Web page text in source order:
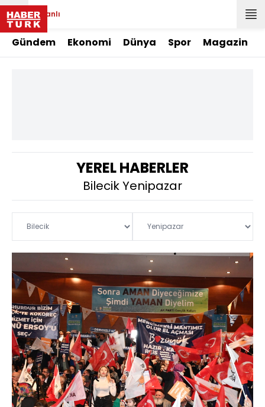
Canlı
Gündem Ekonomi Dünya Spor Magazin
YEREL HABERLER
Bilecik Yenipazar